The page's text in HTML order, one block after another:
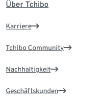
Über Tchibo
Karriere
Tchibo Community
Nachhaltigkeit
Geschäftskunden